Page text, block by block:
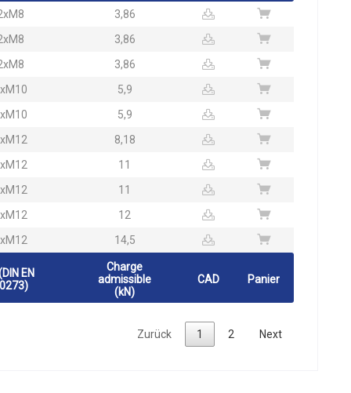
3,86
3,86
3,86
5,9
5,9
8,18
11
11
12
14,5
EN
Charge
admissible
(kN)
CAD Panier
Zurück 1 2 Next